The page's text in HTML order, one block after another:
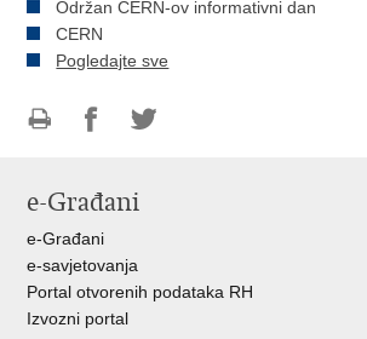
Održan CERN-ov informativni dan
CERN
Pogledajte sve
FacebookuTwitteru
e-Građani
e-Građani
e-savjetovanja
Portal otvorenih podataka RH
Izvozni portal